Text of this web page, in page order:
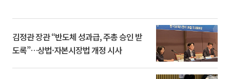
김정관 장관 “반도체 성과급, 주총 승인 받
도록”…상법·자본시장법 개정 시사